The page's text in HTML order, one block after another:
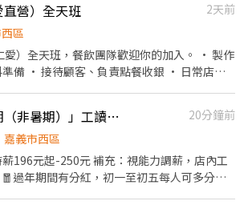
任你挑三天以上；鄰近的雲林場次也可跨區報
怎麼穿、怎麼動、怎麼跟客人互動，試作一
完那次就好，不勉強、不綁約。 😄 適合對
、想賺外快的上班族都歡迎 ・不需要口才好，
上三天以上、願意自己保管專屬裝備 📍 面
義場次現場（依上方場次表擇一），談完直接
要不要試作。 👉 應徵後我們會在
，先聊 5 分鐘確認狀況再約面試。
管確認排班時間） 【薪資福利】 1.
日雙倍薪。 3. 提供優秀同仁績效獎金。 4. 久
滿年資享特休假 7.福委會福利補助 ★★多項福
營）全天班
2天前
區
全天班，餐飲團隊歡迎你的加入。 • 製作
備 • 接待顧客、負責點餐收銀 • 日常店內
的行列。
日日興誠徵「長期（非暑期）」工讀（🍲供餐、🧧初一至初五高額分紅、🧳員工旅遊、💰獎金）
20分鐘前
嘉義市西區
補充：視能力調薪，店內工